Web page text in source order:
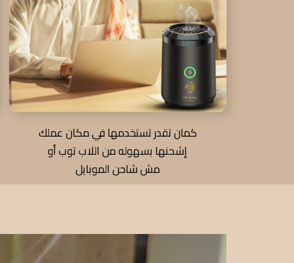
كمان تقدر تستخدمها في مكان عملك
إشحنها بسهوله من اللاب توب أو
مش شاحن الموبايل